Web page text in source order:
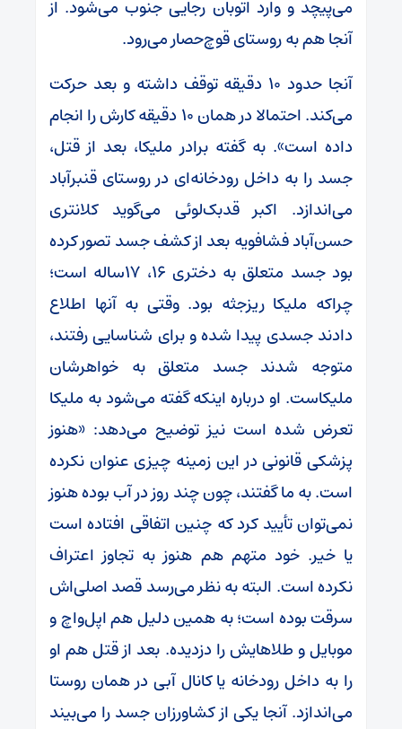
می‌پیچد و وارد اتوبان رجایی جنوب می‌شود. از
آنجا هم به روستای قوچ‌حصار می‌رود.
آنجا حدود ۱۰ دقیقه توقف داشته و بعد حرکت
می‌کند. احتمالا در همان ۱۰ دقیقه کارش را انجام
داده است». به گفته برادر ملیکا، بعد از قتل،
جسد را به داخل رودخانه‌ای در روستای قنبرآباد
می‌اندازد. اکبر قدبک‌لوئی می‌گوید کلانتری
حسن‌آباد فشافویه بعد از کشف جسد تصور کرده
بود جسد متعلق به دختری ۱۶، ۱۷‌ساله است؛
چراکه ملیکا ریزجثه بود. وقتی به آنها اطلاع
دادند جسدی پیدا شده و برای شناسایی رفتند،
متوجه شدند جسد متعلق به خواهرشان
ملیکاست. او درباره اینکه گفته می‌شود به ملیکا
تعرض شده است نیز توضیح می‌دهد: «هنوز
پزشکی قانونی در این زمینه چیزی عنوان نکرده
است. به ما گفتند، چون چند روز در آب بوده هنوز
نمی‌توان تأیید کرد که چنین اتفاقی افتاده است
یا خیر. خود متهم هم هنوز به تجاوز اعتراف
نکرده است. البته به نظر می‌رسد قصد اصلی‌اش
سرقت بوده است؛ به همین دلیل هم اپل‌واچ و
موبایل و طلاهایش را دزدیده. بعد از قتل هم او
را به داخل رودخانه یا کانال آبی در همان روستا
می‌اندازد. آنجا یکی از کشاورزان جسد را می‌بیند